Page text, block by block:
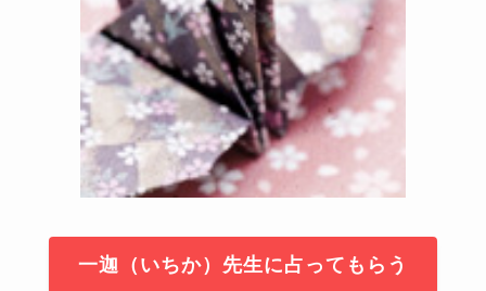
一迦（いちか）先生に占ってもらう